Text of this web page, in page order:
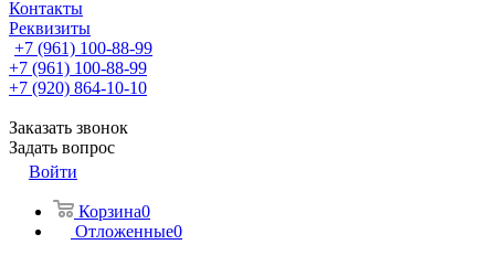
Контакты
Реквизиты
+7 (961) 100-88-99
+7 (961) 100-88-99
+7 (920) 864-10-10
Заказать звонок
Задать вопрос
Войти
Корзина0
Отложенные0